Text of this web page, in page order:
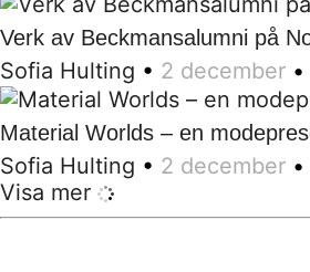
Verk av Beckmansalumni på
Sofia Hulting • 2 december •
Material Worlds – en
Sofia Hulting • 2 december •
Visa mer